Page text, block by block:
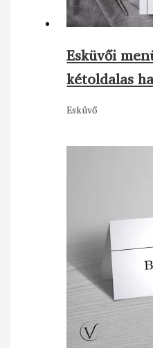
Esküvői
kétoldalas
Esküvő